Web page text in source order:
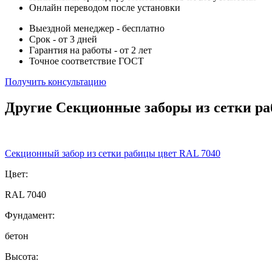
Онлайн переводом после установки
Выездной менеджер - бесплатно
Срок - от 3 дней
Гарантия на работы - от 2 лет
Точное соответствие ГОСТ
Получить консультацию
Другие Секционные заборы из сетки
Секционный забор из сетки рабицы цвет RAL 7040
Цвет:
RAL 7040
Фундамент:
бетон
Высота: